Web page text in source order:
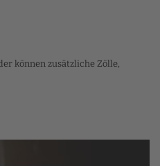
können zusätzliche Zölle,